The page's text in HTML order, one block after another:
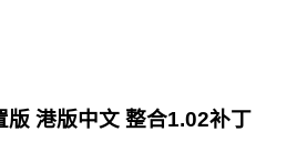
版 港版中文 整合1.02补丁